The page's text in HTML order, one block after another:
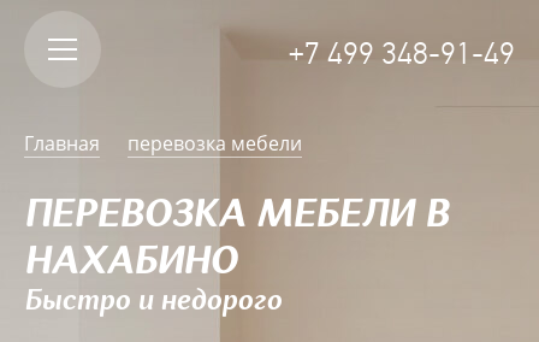
+7 499 348-91-49
Главная перевозка мебели
ПЕРЕВОЗКА МЕБЕЛИ В
НАХАБИНО
Быстро и недорого